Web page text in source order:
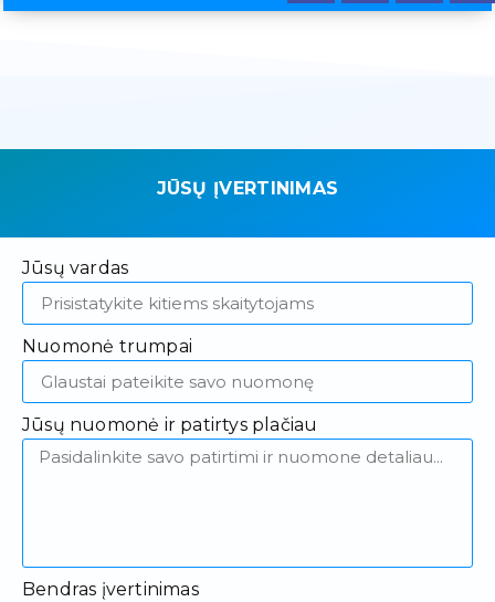
JŪSŲ ĮVERTINIMAS
Jūsų vardas
Nuomonė trumpai
Jūsų nuomonė ir patirtys plačiau
Bendras įvertinimas